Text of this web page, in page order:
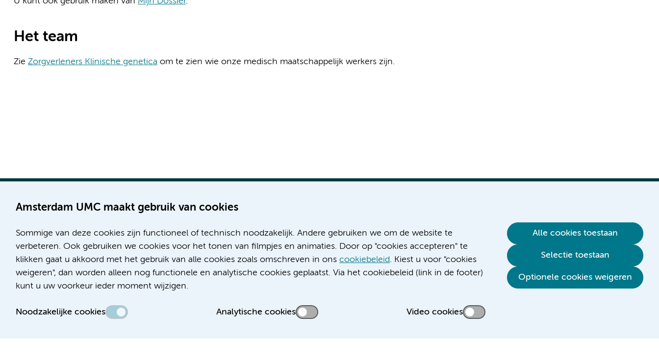
Het team
Zie Zorgverleners Klinische genetica om te zien wie onze medisch maatschappelijk werkers zijn.
Amsterdam UMC maakt gebruik van cookies
Sommige van deze cookies zijn functioneel of technisch noodzakelijk. Andere gebruiken we om de website te
verbeteren. Ook gebruiken we cookies voor het tonen van filmpjes en animaties. Door op "cookies accepteren" te
klikken gaat u akkoord met het gebruik van alle cookies zoals omschreven in ons cookiebeleid. Kiest u voor "cookies
weigeren", dan worden alleen nog functionele en analytische cookies geplaatst. Via het cookiebeleid (link in de footer)
kunt u uw voorkeur ieder moment wijzigen.
Noodzakelijke cookies Analytische cookies Video cookies
Alle cookies toestaan
Selectie toestaan
Optionele cookies weigeren
Locatie AMC
Meibergdreef 9
1105 AZ Amsterdam
Route en parkeren
Locatie VUmc
De Boelelaan 1117
1081 HV Amsterdam
(020) 444 4444
Route en parkeren
Meer Amsterdam UMC websites:
Werken bij Amsterdam UMC
Over Amsterdam UMC
Educatie locatie AMC
Verwijzen & diagnostiek